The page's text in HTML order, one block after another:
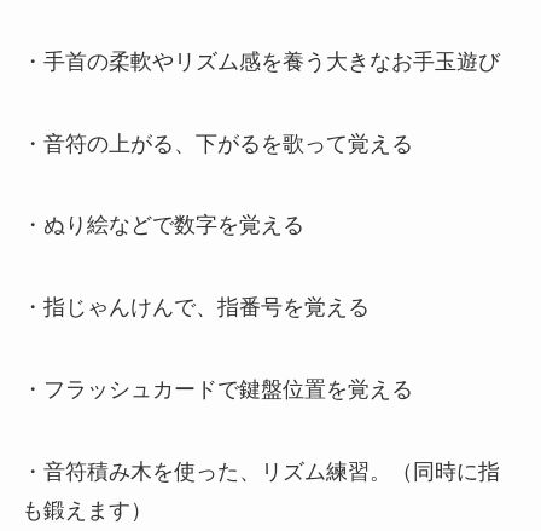
・手首の柔軟やリズム感を養う大きなお手玉遊び
・音符の上がる、下がるを歌って覚える
・ぬり絵などで数字を覚える
・指じゃんけんで、指番号を覚える
・フラッシュカードで鍵盤位置を覚える
・音符積み木を使った、リズム練習。（同時に指
も鍛えます）